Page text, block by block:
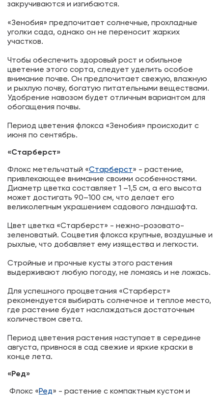
закручиваются и изгибаются.
«Зенобия» предпочитает солнечные, прохладные
уголки сада, однако он не переносит жарких
участков.
Чтобы обеспечить здоровый рост и обильное
цветение этого сорта, следует уделить особое
внимание почве. Он предпочитает свежую, влажную
и рыхлую почву, богатую питательными веществами.
Удобрение навозом будет отличным вариантом для
обогащения почвы.
Период цветения флокса «Зенобия» происходит с
июня по сентябрь.
«Старберст»
Флокс метельчатый «Старберст» - растение,
привлекающее внимание своими особенностями.
Диаметр цветка составляет 1 –1,5 см, а его высота
может достигать 90–100 см, что делает его
великолепным украшением садового ландшафта.
Цвет цветка «Старберст» - нежно-розовато-
зеленоватый. Соцветия флокса крупные, воздушные и
рыхлые, что добавляет ему изящества и легкости.
Стройные и прочные кусты этого растения
выдерживают любую погоду, не ломаясь и не ложась.
Для успешного процветания «Старберст»
рекомендуется выбирать солнечное и теплое место,
где растение будет наслаждаться достаточным
количеством света.
Период цветения растения наступает в середине
августа, привнося в сад свежие и яркие краски в
конце лета.
«Ред»
Флокс «Ред» - растение с компактным кустом и